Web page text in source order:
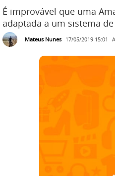
É improvável que uma
adaptada a um sistema
Mateus Nunes 17/05/2019 15:01